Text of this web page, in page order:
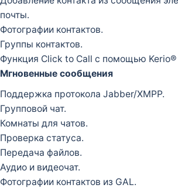
почты.
Фотографии контактов.
Группы контактов.
Функция Click to Call с помощью Kerio®
Мгновенные сообщения
Поддержка протокола Jabber/XMPP.
Групповой чат.
Комнаты для чатов.
Проверка статуса.
Передача файлов.
Аудио и видеочат.
Фотографии контактов из GAL.